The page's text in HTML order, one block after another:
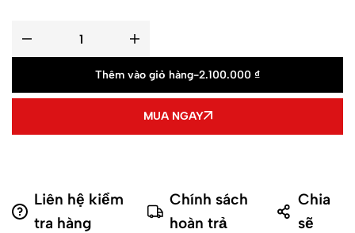
Thêm vào giỏ hàng-2.100.000 ₫
MUA NGAY
Liên hệ kiểm
tra hàng
Chính sách
hoàn trả
Chia
sẽ